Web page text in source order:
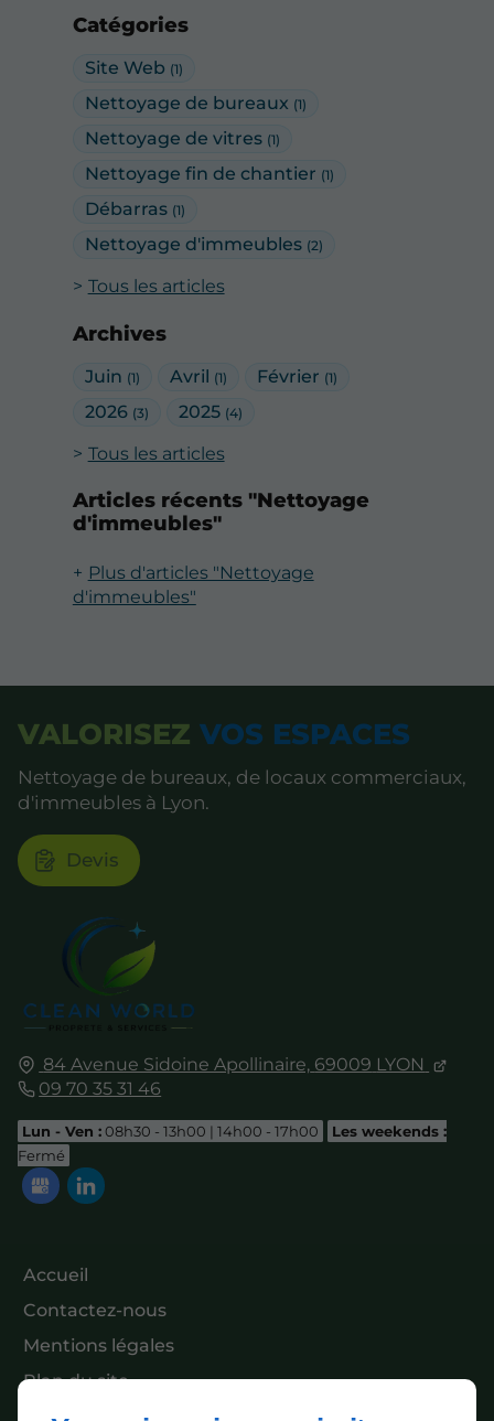
Catégories
Site Web (1)
Nettoyage de bureaux (1)
Nettoyage de vitres (1)
Nettoyage fin de chantier (1)
Débarras (1)
Nettoyage d'immeubles (2)
Tous les articles
Archives
Juin (1) Avril (1) Février (1)
2026 (3) 2025 (4)
Tous les articles
Articles récents "Nettoyage
d'immeubles"
Plus d'articles "Nettoyage
d'immeubles"
84 Avenue Sidoine Apollinaire, 69009 LYON
09 70 35 31 46
Lun - Ven :08h30 - 13h00 | 14h00 - 17h00
Les weekends :
Fermé
Accueil
Contactez-nous
Mentions légales
Plan du site
VALORISEZ VOS ESPACES
Nettoyage de bureaux, de locaux commerciaux,
d'immeubles à Lyon.
Devis